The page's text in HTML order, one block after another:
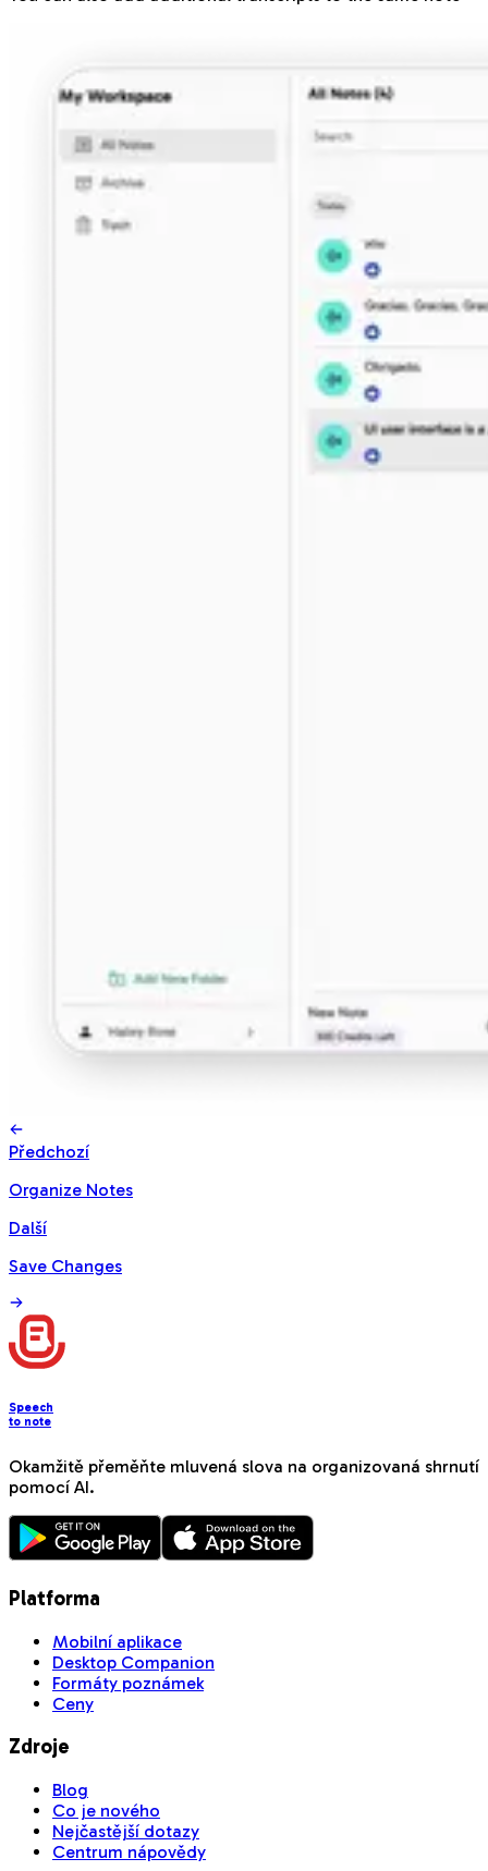
Předchozí
Organize Notes
Další
Save Changes
Speech
to note
Okamžitě přeměňte mluvená slova na organizovaná shrnutí
pomocí AI.
Platforma
Mobilní aplikace
Desktop Companion
Formáty poznámek
Ceny
Zdroje
Blog
Co je nového
Nejčastější dotazy
Centrum nápovědy